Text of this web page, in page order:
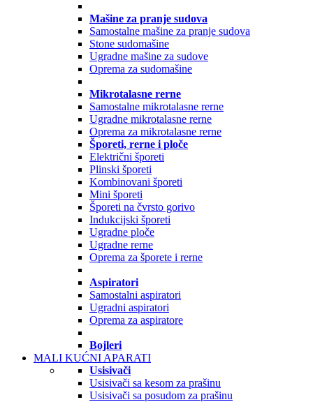
Mašine za pranje sudova
Samostalne mašine za pranje sudova
Stone sudomašine
Ugradne mašine za sudove
Oprema za sudomašine
Mikrotalasne rerne
Samostalne mikrotalasne rerne
Ugradne mikrotalasne rerne
Oprema za mikrotalasne rerne
Šporeti, rerne i ploče
Električni šporeti
Plinski šporeti
Kombinovani šporeti
Mini šporeti
Šporeti na čvrsto gorivo
Indukcijski šporeti
Ugradne ploče
Ugradne rerne
Oprema za šporete i rerne
Aspiratori
Samostalni aspiratori
Ugradni aspiratori
Oprema za aspiratore
Bojleri
MALI KUĆNI APARATI
Usisivači
Usisivači sa kesom za prašinu
Usisivači sa posudom za prašinu